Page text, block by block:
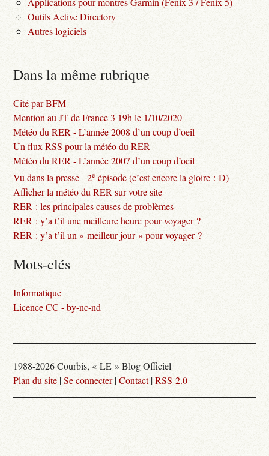
Outils Active Directory
Autres logiciels
Dans la même rubrique
Cité par BFM
Mention au JT de France 3 19h le 1/10/2020
Météo du RER - L’année 2008 d’un coup d’oeil
Un flux RSS pour la météo du RER
Météo du RER - L’année 2007 d’un coup d’oeil
Vu dans la presse - 2e épisode (c’est encore la gloire :-D)
Afficher la météo du RER sur votre site
RER : les principales causes de problèmes
RER : y’a t’il une meilleure heure pour voyager ?
RER : y’a t’il un « meilleur jour » pour voyager ?
Mots-clés
Informatique
Licence CC - by-nc-nd
1988-2026 Courbis, « LE » Blog Officiel
Plan du site |Se connecter|Contact|RSS 2.0